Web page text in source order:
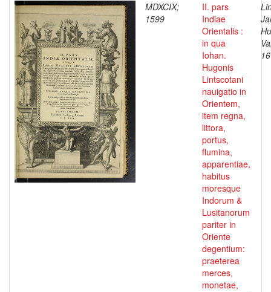
MDXCIX;
1599
II. pars
Indiae
Orientalis :
in qua
Iohan.
Hugonis
Lintscotani
nauigatio in
Orientem,
item regna,
littora,
portus,
flumina,
apparentiae,
habitus
moresque
Indorum &
Lusitanorum
pariter in
Oriente
degentium:
praeterea
merces,
monetae,